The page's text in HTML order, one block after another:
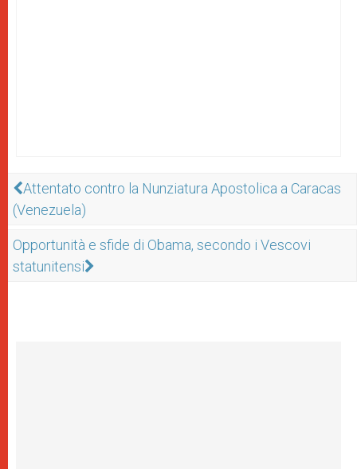
Attentato contro la Nunziatura Apostolica a Caracas
(Venezuela)
Opportunità e sfide di Obama, secondo i Vescovi
statunitensi